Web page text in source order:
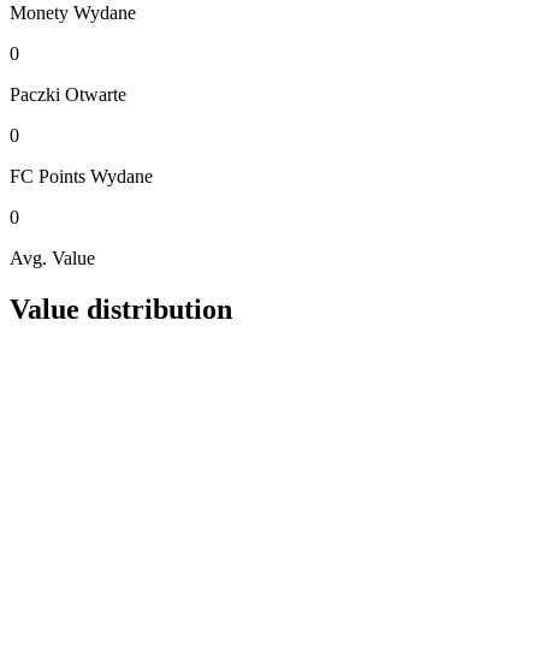
Monety Wydane
0
Paczki Otwarte
0
FC Points Wydane
0
Avg. Value
Value distribution